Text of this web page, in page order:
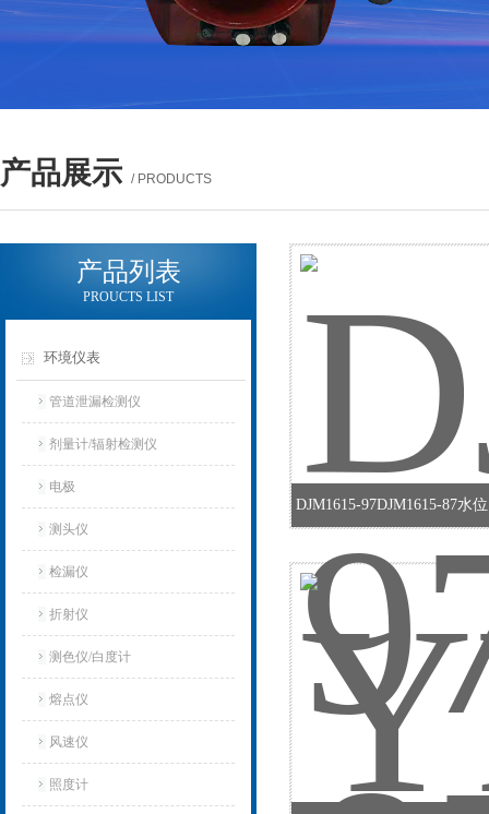
产品展示 / PRODUCTS
产品列表
PROUCTS LIST
环境仪表
管道泄漏检测仪
剂量计/辐射检测仪
电极
测头仪
检漏仪
折射仪
测色仪/白度计
熔点仪
风速仪
照度计
DJM1615-97DJM1615-87水